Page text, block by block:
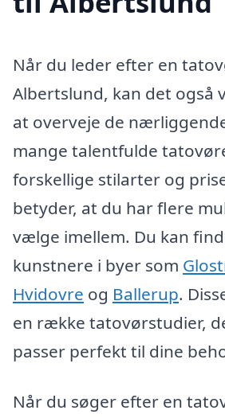
Når du leder efter en
Albertslund, kan det også
at overveje de
mange talentfulde
forskellige stilarter og
betyder, at du har flere
vælge imellem. Du kan
kunstnere i byer som
Hvidovre og Ballerup.
en række tatovørstudier,
passer perfekt til dine
Når du søger efter en